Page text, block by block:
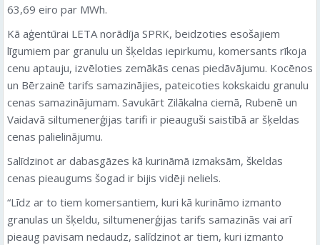
63,69 eiro par MWh.
Kā aģentūrai LETA norādīja SPRK, beidzoties esošajiem
līgumiem par granulu un šķeldas iepirkumu, komersants rīkoja
cenu aptauju, izvēloties zemākās cenas piedāvājumu. Kocēnos
un Bērzainē tarifs samazinājies, pateicoties kokskaidu granulu
cenas samazinājumam. Savukārt Zilākalna ciemā, Rubenē un
Vaidavā siltumenerģijas tarifi ir pieauguši saistībā ar šķeldas
cenas palielinājumu.
Salīdzinot ar dabasgāzes kā kurināmā izmaksām, škeldas
cenas pieaugums šogad ir bijis vidēji neliels.
“Līdz ar to tiem komersantiem, kuri kā kurināmo izmanto
granulas un šķeldu, siltumenerģijas tarifs samazinās vai arī
pieaug pavisam nedaudz, salīdzinot ar tiem, kuri izmanto